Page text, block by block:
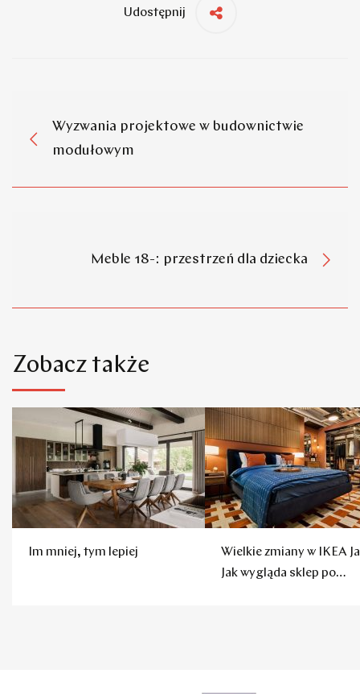
Udostępnij
Wyzwania projektowe w budownictwie
modułowym
Meble 18-: przestrzeń dla dziecka
Zobacz także
Im mniej, tym lepiej
Wielkie zmiany w IKEA
Jak wygląda sklep po